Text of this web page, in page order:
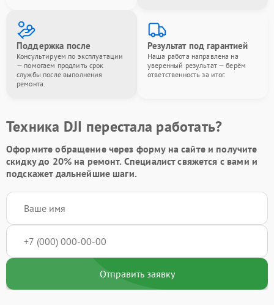
Поддержка после
Консультируем по эксплуатации
— помогаем продлить срок
службы после выполнения
ремонта.
Результат под гарантией
Наша работа направлена на
уверенный результат — берём
ответственность за итог.
Техника DJI перестала работать?
Оформите обращение через форму на сайте и получите
скидку до 20%на ремонт. Специалист свяжется с вами и
подскажет дальнейшие шаги.
Отправить заявку